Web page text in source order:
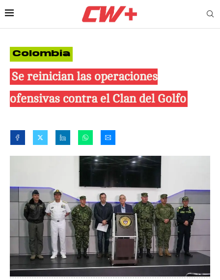
Colombia
Se reinician las operaciones
ofensivas contra el Clan del Golfo